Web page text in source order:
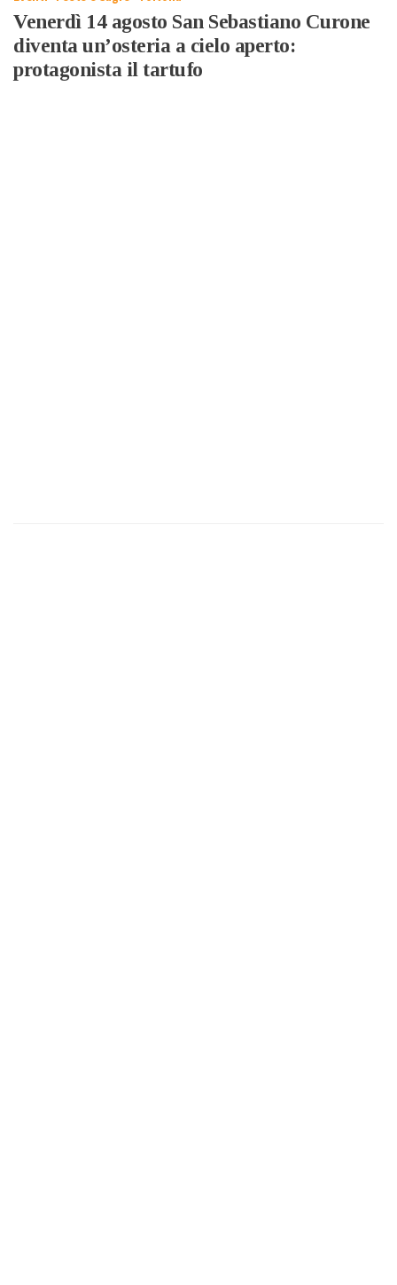
Venerdì 14 agosto San Sebastiano Curone
diventa un’osteria a cielo aperto:
protagonista il tartufo